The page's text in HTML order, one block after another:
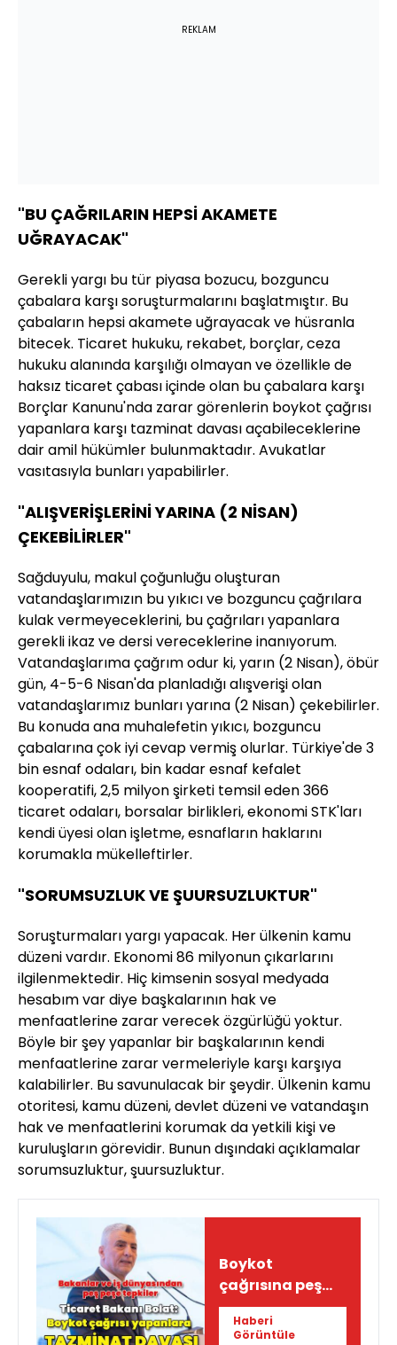
REKLAM
"BU ÇAĞRILARIN HEPSİ AKAMETE
UĞRAYACAK"
Gerekli yargı bu tür piyasa bozucu, bozguncu
çabalara karşı soruşturmalarını başlatmıştır. Bu
çabaların hepsi akamete uğrayacak ve hüsranla
bitecek. Ticaret hukuku, rekabet, borçlar, ceza
hukuku alanında karşılığı olmayan ve özellikle de
haksız ticaret çabası içinde olan bu çabalara karşı
Borçlar Kanunu'nda zarar görenlerin boykot çağrısı
yapanlara karşı tazminat davası açabileceklerine
dair amil hükümler bulunmaktadır. Avukatlar
vasıtasıyla bunları yapabilirler.
"ALIŞVERİŞLERİNİ YARINA (2 NİSAN)
ÇEKEBİLİRLER"
Sağduyulu, makul çoğunluğu oluşturan
vatandaşlarımızın bu yıkıcı ve bozguncu çağrılara
kulak vermeyeceklerini, bu çağrıları yapanlara
gerekli ikaz ve dersi vereceklerine inanıyorum.
Vatandaşlarıma çağrım odur ki, yarın (2 Nisan), öbür
gün, 4-5-6 Nisan'da planladığı alışverişi olan
vatandaşlarımız bunları yarına (2 Nisan) çekebilirler.
Bu konuda ana muhalefetin yıkıcı, bozguncu
çabalarına çok iyi cevap vermiş olurlar. Türkiye'de 3
bin esnaf odaları, bin kadar esnaf kefalet
kooperatifi, 2,5 milyon şirketi temsil eden 366
ticaret odaları, borsalar birlikleri, ekonomi STK'ları
kendi üyesi olan işletme, esnafların haklarını
korumakla mükelleftirler.
"SORUMSUZLUK VE ŞUURSUZLUKTUR"
Soruşturmaları yargı yapacak. Her ülkenin kamu
düzeni vardır. Ekonomi 86 milyonun çıkarlarını
ilgilenmektedir. Hiç kimsenin sosyal medyada
hesabım var diye başkalarının hak ve
menfaatlerine zarar verecek özgürlüğü yoktur.
Böyle bir şey yapanlar bir başkalarının kendi
menfaatlerine zarar vermeleriyle karşı karşıya
kalabilirler. Bu savunulacak bir şeydir. Ülkenin kamu
otoritesi, kamu düzeni, devlet düzeni ve vatandaşın
hak ve menfaatlerini korumak da yetkili kişi ve
kuruluşların görevidir. Bunun dışındaki açıklamalar
sorumsuzluktur, şuursuzluktur.
Boykot
çağrısına peş
peşe tepkiler
Haberi
Görüntüle